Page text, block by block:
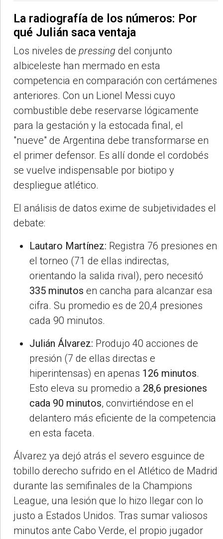
La radiografía de los números: Por
qué Julián saca ventaja
Los niveles de pressing del conjunto
albiceleste han mermado en esta
competencia en comparación con certámenes
anteriores. Con un Lionel Messi cuyo
combustible debe reservarse lógicamente
para la gestación y la estocada final, el
"nueve" de Argentina debe transformarse en
el primer defensor. Es allí donde el cordobés
se vuelve indispensable por biotipo y
despliegue atlético.
El análisis de datos exime de subjetividades el
debate:
Lautaro Martínez: Registra 76 presiones en
el torneo (71 de ellas indirectas,
orientando la salida rival), pero necesitó
335 minutos en cancha para alcanzar esa
cifra. Su promedio es de 20,4 presiones
cada 90 minutos.
Julián Álvarez: Produjo 40 acciones de
presión (7 de ellas directas e
hiperintensas) en apenas 126 minutos.
Esto eleva su promedio a 28,6 presiones
cada 90 minutos, convirtiéndose en el
delantero más eficiente de la competencia
en esta faceta.
Álvarez ya dejó atrás el severo esguince de
tobillo derecho sufrido en el Atlético de Madrid
durante las semifinales de la Champions
League, una lesión que lo hizo llegar con lo
justo a Estados Unidos. Tras sumar valiosos
minutos ante Cabo Verde, el propio jugador